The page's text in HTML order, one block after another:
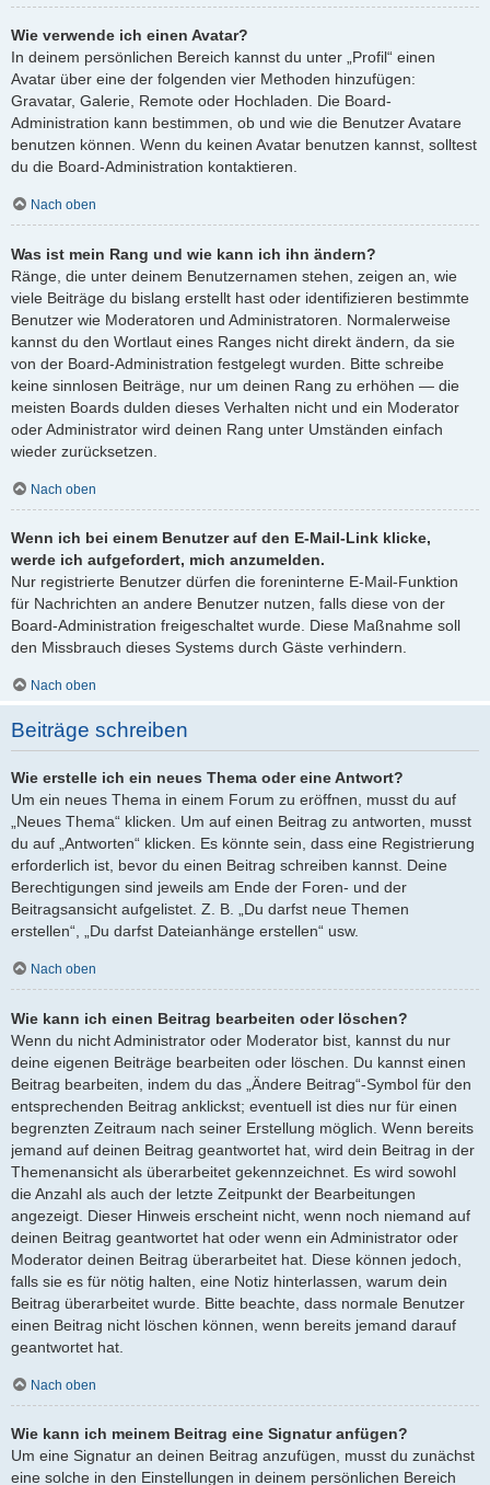
Wie verwende ich einen Avatar?
In deinem persönlichen Bereich kannst du unter „Profil“ einen
Avatar über eine der folgenden vier Methoden hinzufügen:
Gravatar, Galerie, Remote oder Hochladen. Die Board-
Administration kann bestimmen, ob und wie die Benutzer Avatare
benutzen können. Wenn du keinen Avatar benutzen kannst, solltest
du die Board-Administration kontaktieren.
Nach oben
Was ist mein Rang und wie kann ich ihn ändern?
Ränge, die unter deinem Benutzernamen stehen, zeigen an, wie
viele Beiträge du bislang erstellt hast oder identifizieren bestimmte
Benutzer wie Moderatoren und Administratoren. Normalerweise
kannst du den Wortlaut eines Ranges nicht direkt ändern, da sie
von der Board-Administration festgelegt wurden. Bitte schreibe
keine sinnlosen Beiträge, nur um deinen Rang zu erhöhen — die
meisten Boards dulden dieses Verhalten nicht und ein Moderator
oder Administrator wird deinen Rang unter Umständen einfach
wieder zurücksetzen.
Nach oben
Wenn ich bei einem Benutzer auf den E-Mail-Link klicke,
werde ich aufgefordert, mich anzumelden.
Nur registrierte Benutzer dürfen die foreninterne E-Mail-Funktion
für Nachrichten an andere Benutzer nutzen, falls diese von der
Board-Administration freigeschaltet wurde. Diese Maßnahme soll
den Missbrauch dieses Systems durch Gäste verhindern.
Nach oben
Beiträge schreiben
Wie erstelle ich ein neues Thema oder eine Antwort?
Um ein neues Thema in einem Forum zu eröffnen, musst du auf
„Neues Thema“ klicken. Um auf einen Beitrag zu antworten, musst
du auf „Antworten“ klicken. Es könnte sein, dass eine Registrierung
erforderlich ist, bevor du einen Beitrag schreiben kannst. Deine
Berechtigungen sind jeweils am Ende der Foren- und der
Beitragsansicht aufgelistet. Z. B. „Du darfst neue Themen
erstellen“, „Du darfst Dateianhänge erstellen“ usw.
Nach oben
Wie kann ich einen Beitrag bearbeiten oder löschen?
Wenn du nicht Administrator oder Moderator bist, kannst du nur
deine eigenen Beiträge bearbeiten oder löschen. Du kannst einen
Beitrag bearbeiten, indem du das „Ändere Beitrag“-Symbol für den
entsprechenden Beitrag anklickst; eventuell ist dies nur für einen
begrenzten Zeitraum nach seiner Erstellung möglich. Wenn bereits
jemand auf deinen Beitrag geantwortet hat, wird dein Beitrag in der
Themenansicht als überarbeitet gekennzeichnet. Es wird sowohl
die Anzahl als auch der letzte Zeitpunkt der Bearbeitungen
angezeigt. Dieser Hinweis erscheint nicht, wenn noch niemand auf
deinen Beitrag geantwortet hat oder wenn ein Administrator oder
Moderator deinen Beitrag überarbeitet hat. Diese können jedoch,
falls sie es für nötig halten, eine Notiz hinterlassen, warum dein
Beitrag überarbeitet wurde. Bitte beachte, dass normale Benutzer
einen Beitrag nicht löschen können, wenn bereits jemand darauf
geantwortet hat.
Nach oben
Wie kann ich meinem Beitrag eine Signatur anfügen?
Um eine Signatur an deinen Beitrag anzufügen, musst du zunächst
eine solche in den Einstellungen in deinem persönlichen Bereich